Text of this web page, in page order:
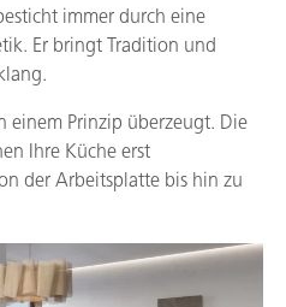
immer durch eine
Er bringt Tradition und
einem Prinzip überzeugt. Die
Ihre Küche erst
der Arbeitsplatte bis hin zu